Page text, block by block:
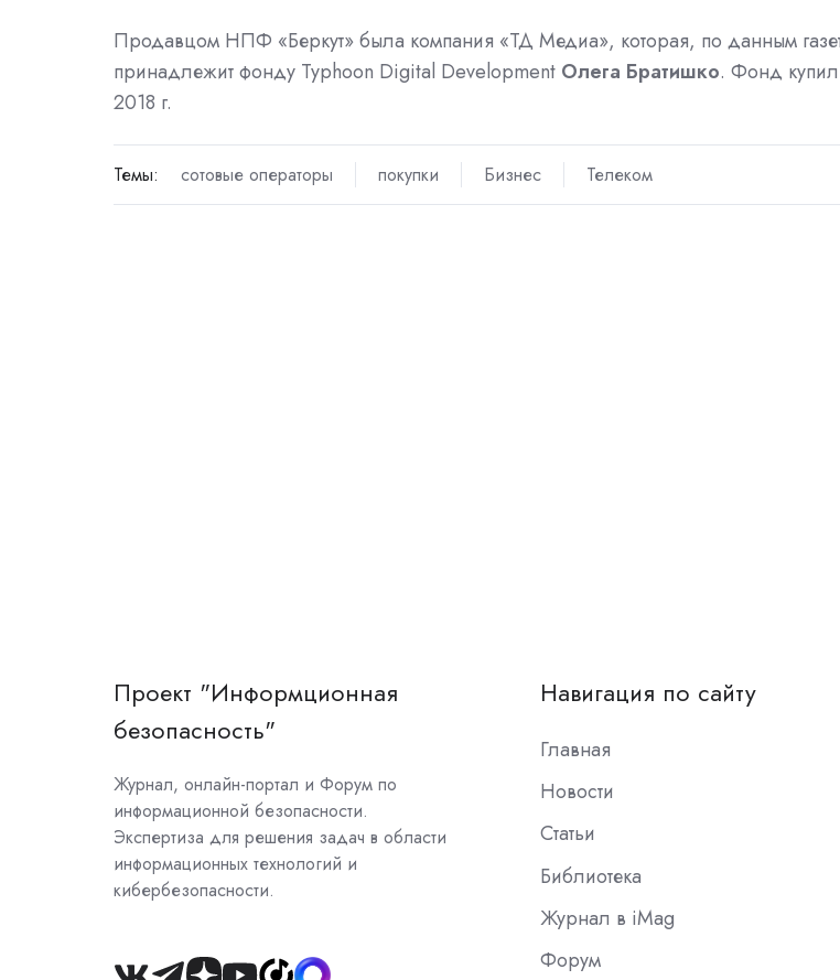
Продавцом НПФ «Беркут» была компания «ТД Медиа», которая, по данным
принадлежит фонду Typhoon Digital Development Олега Братишко. Фонд
2018 г.
Темы: сотовые операторы покупки Бизнес Телеком
Проект "Информционная
безопасность"
Журнал, онлайн-портал и Форум по
информационной безопасности.
Экспертиза для решения задач в области
информационных технологий и
кибербезопасности.
Навигация по сайту
Главная
Новости
Статьи
Библиотека
Журнал в iMag
Форум